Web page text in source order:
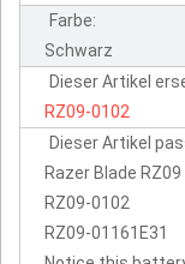
Farbe:
Schwarz
Dieser Artikel
RZ09-0102
Dieser Artikel
Razer Blade
RZ09-0102
RZ09-01161E31